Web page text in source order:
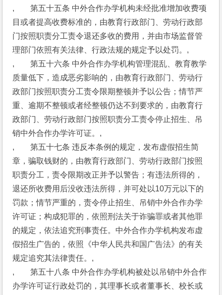
,　　第五十五条 中外合作办学机构未经批准增加收费项
目或者提高收费标准的，由教育行政部门、劳动行政部
门按照职责分工责令退还多收的费用，并由市场监督管
理部门依照有关法律、行政法规的规定予以处罚。,
,　　第五十六条 中外合作办学机构管理混乱、教育教学
质量低下，造成恶劣影响的，由教育行政部门、劳动行
政部门按照职责分工责令限期整顿并予以公告；情节严
重、逾期不整顿或者经整顿仍达不到要求的，由教育行
政部门、劳动行政部门按照职责分工责令停止招生、吊
销中外合作办学许可证。,
,　　第五十七条 违反本条例的规定，发布虚假招生简
章，骗取钱财的，由教育行政部门、劳动行政部门按照
职责分工，责令限期改正并予以警告；有违法所得的，
退还所收费用后没收违法所得，并可处以10万元以下的
罚款；情节严重的，责令停止招生、吊销中外合作办学
许可证；构成犯罪的，依照刑法关于诈骗罪或者其他罪
的规定，依法追究刑事责任。中外合作办学机构发布虚
假招生广告的，依照《中华人民共和国广告法》的有关
规定追究其法律责任。,
,　　第五十八条 中外合作办学机构被处以吊销中外合作
办学许可证行政处罚的，其理事长或者董事长、校长或